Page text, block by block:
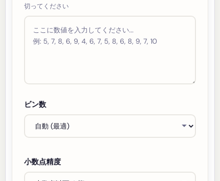
切ってください
ビン数
小数点精度